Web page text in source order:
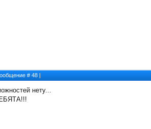
# 48 |
нету...